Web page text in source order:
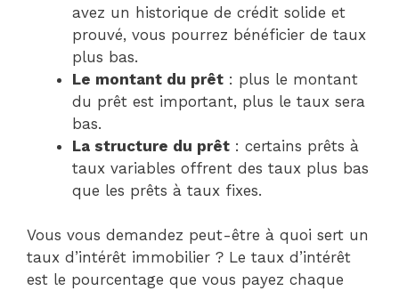
avez un historique de crédit solide et
prouvé, vous pourrez bénéficier de taux
plus bas.
Le montant du prêt : plus le montant
du prêt est important, plus le taux sera
bas.
La structure du prêt : certains prêts à
taux variables offrent des taux plus bas
que les prêts à taux fixes.
Vous vous demandez peut-être à quoi sert un
taux d’intérêt immobilier ? Le taux d’intérêt
est le pourcentage que vous payez chaque